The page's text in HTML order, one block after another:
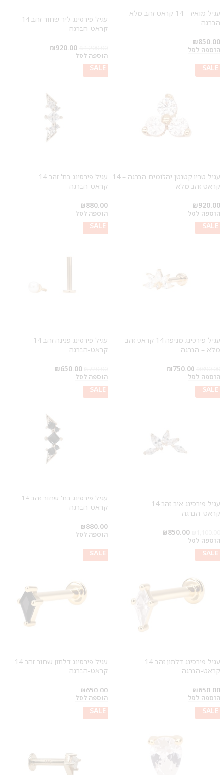
עגיל מואיז – 14 קראט זהב מלא
הברגה
₪850.00
הוספה לסל
עגיל פירסינג ליר שחור זהב 14
קראט-הברגה
₪920.00
הוספה לסל
SALE
עגיל טריו קטנטן יהלומים הברגה – 14
קראט זהב מלא
₪920.00
הוספה לסל
SALE
עגיל פירסינג בת' זהב 14
קראט-הברגה
₪880.00
הוספה לסל
SALE
SALE
עגיל פירסינג מניפה 14 קראט זהב
מלא – הברגה
₪750.00
הוספה לסל
SALE
SALE
עגיל פירסינג פנינה זהב 14
קראט-הברגה
₪650.00
הוספה לסל
SALE
SALE
עגיל פירסינג איב זהב 14
קראט-הברגה
₪850.00
הוספה לסל
SALE
עגיל פירסינג בת' שחור זהב 14
קראט-הברגה
₪880.00
הוספה לסל
SALE
עגיל פירסינג דלתון זהב 14
קראט-הברגה
₪650.00
הוספה לסל
SALE
עגיל פירסינג דלתון שחור זהב 14
קראט-הברגה
₪650.00
הוספה לסל
SALE
SALE
SALE